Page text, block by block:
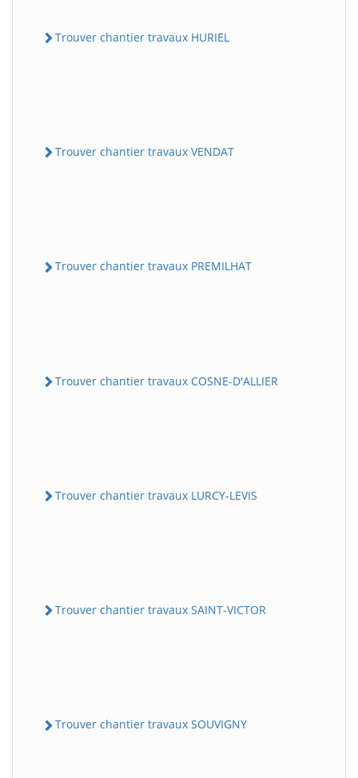
Trouver chantier travaux HURIEL
Trouver chantier travaux VENDAT
Trouver chantier travaux PREMILHAT
Trouver chantier travaux COSNE-D'ALLIER
Trouver chantier travaux LURCY-LEVIS
Trouver chantier travaux SAINT-VICTOR
Trouver chantier travaux SOUVIGNY